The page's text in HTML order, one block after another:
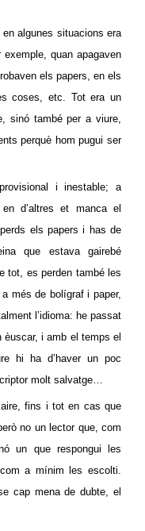
algunes situacions era
quan apagaven
els papers, en els
coses, etc. Tot era un
sinó també per a viure,
perquè hom pugui ser
i inestable; a
d’altres et manca el
els papers i has de
que estava gairebé
tot, es perden també les
més de bolígraf i paper,
l’idioma: he passat
i amb el temps el
hi ha d’haver un poc
molt salvatge…
fins i tot en cas que
no un lector que, com
un que respongui les
a mínim les escolti.
cap mena de dubte, el